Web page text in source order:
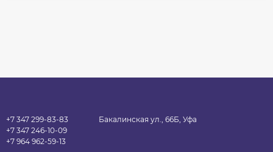
+7 347 299-83-83
+7 347 246-10-09
+7 964 962-59-13
Бакалинская ул., 66Б, Уфа